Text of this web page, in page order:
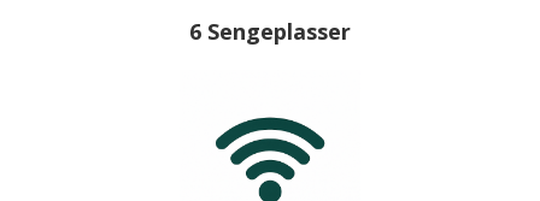
6 Sengeplasser